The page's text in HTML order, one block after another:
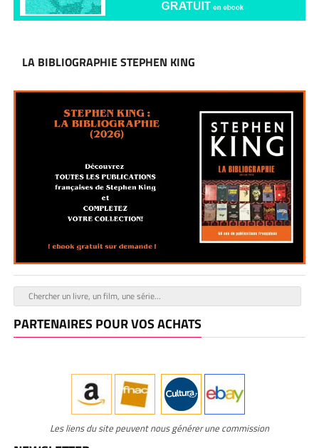
LA BIBLIOGRAPHIE STEPHEN KING
PARTENAIRES POUR VOS ACHATS
Les liens du site peuvent nous générer une commission